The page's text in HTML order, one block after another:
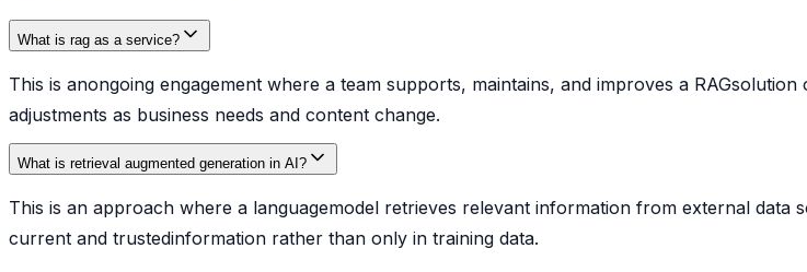
What is rag as a service?
This is anongoing engagement where a team supports, maintains, and improves a
adjustments as business needs and content change.
What is retrieval augmented generation in AI?
This is an approach where a languagemodel retrieves relevant information from external
current and trustedinformation rather than only in training data.